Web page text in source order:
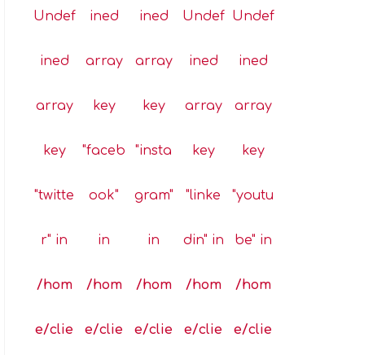
Undef
ined
array
key
"twitte
r" in
/hom
e/clie
ined
array
key
"faceb
ook"
in
/hom
e/clie
ined
array
key
"insta
gram"
in
/hom
e/clie
Undef
ined
array
key
"linke
din" in
/hom
e/clie
Undef
ined
array
key
"youtu
be" in
/hom
e/clie